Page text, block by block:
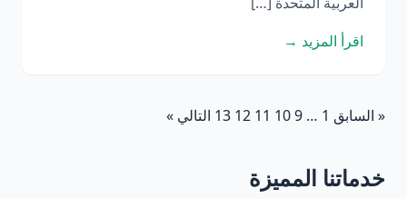
اقرأ المزيد →
« السابق 1
…
9
10
11
12
13 التالي »
خدماتنا المميزة